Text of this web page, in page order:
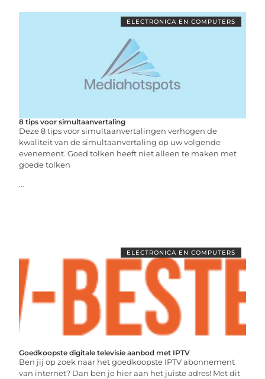
ELECTRONICA EN COMPUTERS
8 tips voor simultaanvertaling
Deze 8 tips voor simultaanvertalingen verhogen de
kwaliteit van de simultaanvertaling op uw volgende
evenement. Goed tolken heeft niet alleen te maken met
goede tolken
...
ELECTRONICA EN COMPUTERS
Goedkoopste digitale televisie aanbod met IPTV
Ben jij op zoek naar het goedkoopste IPTV abonnement
van internet? Dan ben je hier aan het juiste adres! Met dit